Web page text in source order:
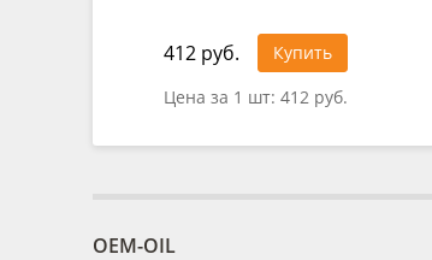
412 руб.
Купить
Цена за 1 шт: 412 руб.
OEM-OIL